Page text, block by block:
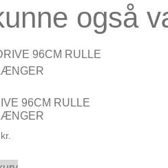
også
96CM RULLE
kr.